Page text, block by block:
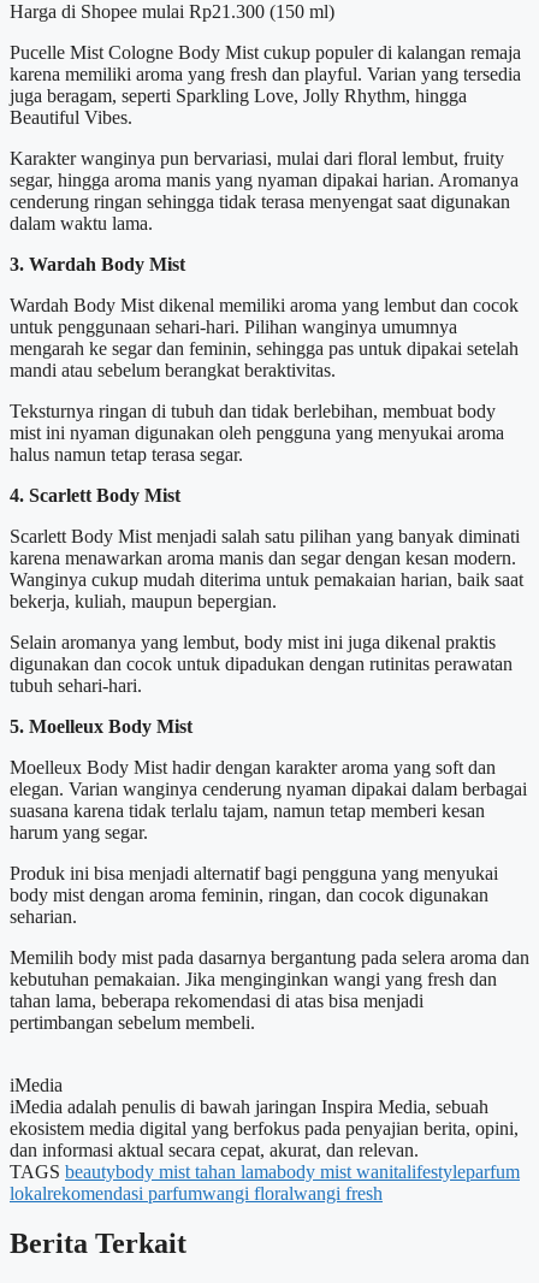
Harga di Shopee mulai Rp21.300 (150 ml)
Pucelle Mist Cologne Body Mist cukup populer di kalangan remaja
karena memiliki aroma yang fresh dan playful. Varian yang tersedia
juga beragam, seperti Sparkling Love, Jolly Rhythm, hingga
Beautiful Vibes.
Karakter wanginya pun bervariasi, mulai dari floral lembut, fruity
segar, hingga aroma manis yang nyaman dipakai harian. Aromanya
cenderung ringan sehingga tidak terasa menyengat saat digunakan
dalam waktu lama.
3. Wardah Body Mist
Wardah Body Mist dikenal memiliki aroma yang lembut dan cocok
untuk penggunaan sehari-hari. Pilihan wanginya umumnya
mengarah ke segar dan feminin, sehingga pas untuk dipakai setelah
mandi atau sebelum berangkat beraktivitas.
Teksturnya ringan di tubuh dan tidak berlebihan, membuat body
mist ini nyaman digunakan oleh pengguna yang menyukai aroma
halus namun tetap terasa segar.
4. Scarlett Body Mist
Scarlett Body Mist menjadi salah satu pilihan yang banyak diminati
karena menawarkan aroma manis dan segar dengan kesan modern.
Wanginya cukup mudah diterima untuk pemakaian harian, baik saat
bekerja, kuliah, maupun bepergian.
Selain aromanya yang lembut, body mist ini juga dikenal praktis
digunakan dan cocok untuk dipadukan dengan rutinitas perawatan
tubuh sehari-hari.
5. Moelleux Body Mist
Moelleux Body Mist hadir dengan karakter aroma yang soft dan
elegan. Varian wanginya cenderung nyaman dipakai dalam berbagai
suasana karena tidak terlalu tajam, namun tetap memberi kesan
harum yang segar.
Produk ini bisa menjadi alternatif bagi pengguna yang menyukai
body mist dengan aroma feminin, ringan, dan cocok digunakan
seharian.
Memilih body mist pada dasarnya bergantung pada selera aroma dan
kebutuhan pemakaian. Jika menginginkan wangi yang fresh dan
tahan lama, beberapa rekomendasi di atas bisa menjadi
pertimbangan sebelum membeli.
iMedia
iMedia adalah penulis di bawah jaringan Inspira Media, sebuah
ekosistem media digital yang berfokus pada penyajian berita, opini,
dan informasi aktual secara cepat, akurat, dan relevan.
TAGS beautybody mist tahan lamabody mist wanitalifestyleparfum
lokalrekomendasi parfumwangi floralwangi fresh
Berita Terkait